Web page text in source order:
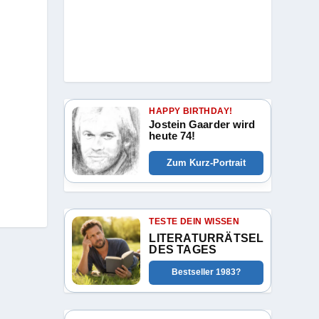
HAPPY BIRTHDAY!
Jostein Gaarder wird
heute 74!
Zum Kurz-Portrait
TESTE DEIN WISSEN
LITERATURRÄTSEL
DES TAGES
Bestseller 1983?